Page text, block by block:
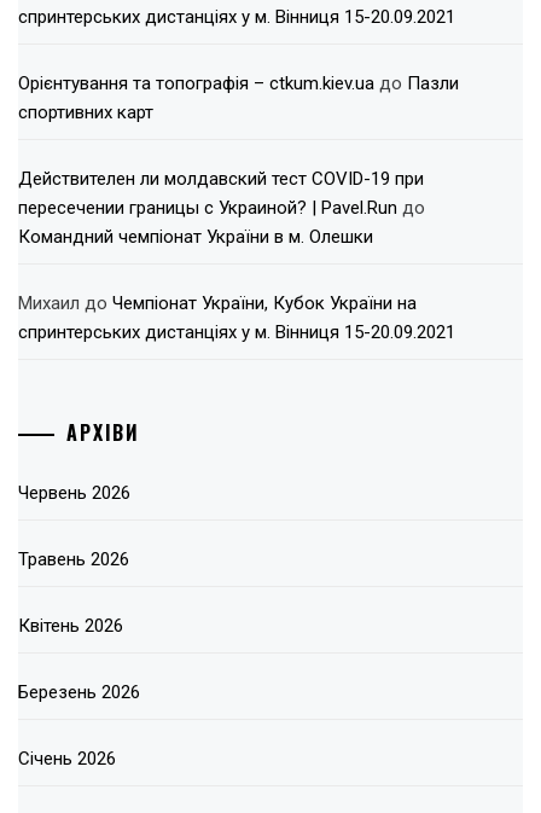
спринтерських дистанціях у м. Вінниця 15-20.09.2021
Орієнтування та топографія – ctkum.kiev.ua до Пазли
спортивних карт
Действителен ли молдавский тест COVID-19 при
пересечении границы с Украиной? | Pavel.Run до
Командний чемпіонат України в м. Олешки
Михаил до Чемпіонат України, Кубок України на
спринтерських дистанціях у м. Вінниця 15-20.09.2021
АРХІВИ
Червень 2026
Травень 2026
Квітень 2026
Березень 2026
Січень 2026